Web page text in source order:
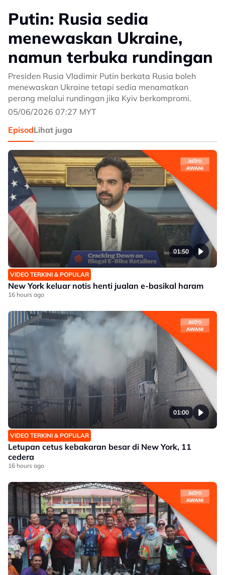
Putin: Rusia sedia
menewaskan Ukraine,
namun terbuka rundingan
Presiden Rusia Vladimir Putin berkata Rusia boleh
menewaskan Ukraine tetapi sedia menamatkan
perang melalui rundingan jika Kyiv berkompromi.
05/06/2026 07:27 MYT
EpisodLihat juga
01:50
VIDEO TERKINI & POPULAR
New York keluar notis henti jualan e-basikal haram
16 hours ago
01:00
VIDEO TERKINI & POPULAR
Letupan cetus kebakaran besar di New York, 11
cedera
16 hours ago